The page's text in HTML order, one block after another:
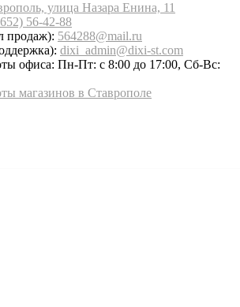
улица Назара Енина, 11
56-42-88
продаж): 564288@mail.ru
dixi_admin@dixi-st.com
офиса: Пн-Пт: с 8:00 до 17:00, Сб-Вс:
магазинов в Ставрополе